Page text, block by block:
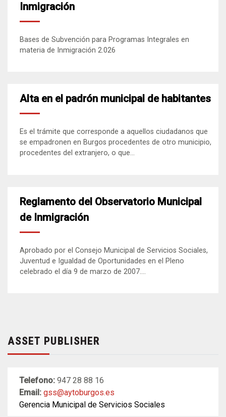
Inmigración
Bases de Subvención para Programas Integrales en
materia de Inmigración 2.026
Alta en el padrón municipal de habitantes
Es el trámite que corresponde a aquellos ciudadanos que
se empadronen en Burgos procedentes de otro municipio,
procedentes del extranjero, o que...
Reglamento del Observatorio Municipal
de Inmigración
Aprobado por el Consejo Municipal de Servicios Sociales,
Juventud e Igualdad de Oportunidades en el Pleno
celebrado el día 9 de marzo de 2007....
ASSET PUBLISHER
Telefono: 947 28 88 16
Email: gss@aytoburgos.es
Gerencia Municipal de Servicios Sociales